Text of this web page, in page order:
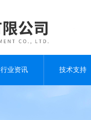
行业资讯 技术支持